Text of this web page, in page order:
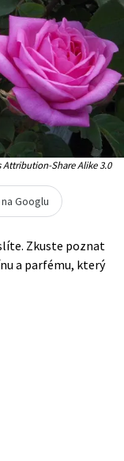
Share Alike 3.0
Googlu
Zkuste poznat
a parfému, který